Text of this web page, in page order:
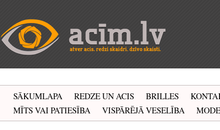
SĀKUMLAPA REDZE UN ACIS BRILLES
MĪTS VAI PATIESĪBA
VISPĀRĒJĀ VESELĪBA MODE